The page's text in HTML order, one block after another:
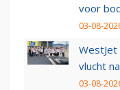
voor
03-08-
vlucht
03-08-